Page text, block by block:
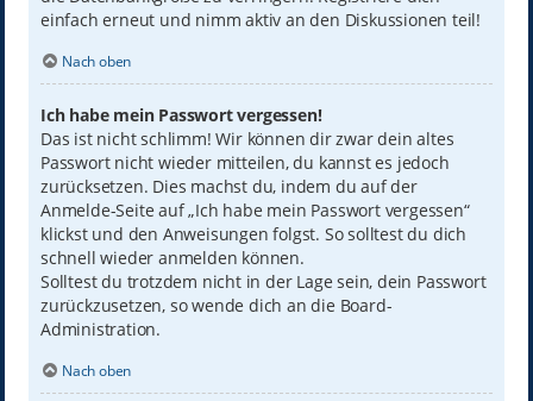
einfach erneut und nimm aktiv an den Diskussionen teil!
Nach oben
Ich habe mein Passwort vergessen!
Das ist nicht schlimm! Wir können dir zwar dein altes
Passwort nicht wieder mitteilen, du kannst es jedoch
zurücksetzen. Dies machst du, indem du auf der
Anmelde-Seite auf „Ich habe mein Passwort vergessen“
klickst und den Anweisungen folgst. So solltest du dich
schnell wieder anmelden können.
Solltest du trotzdem nicht in der Lage sein, dein Passwort
zurückzusetzen, so wende dich an die Board-
Administration.
Nach oben